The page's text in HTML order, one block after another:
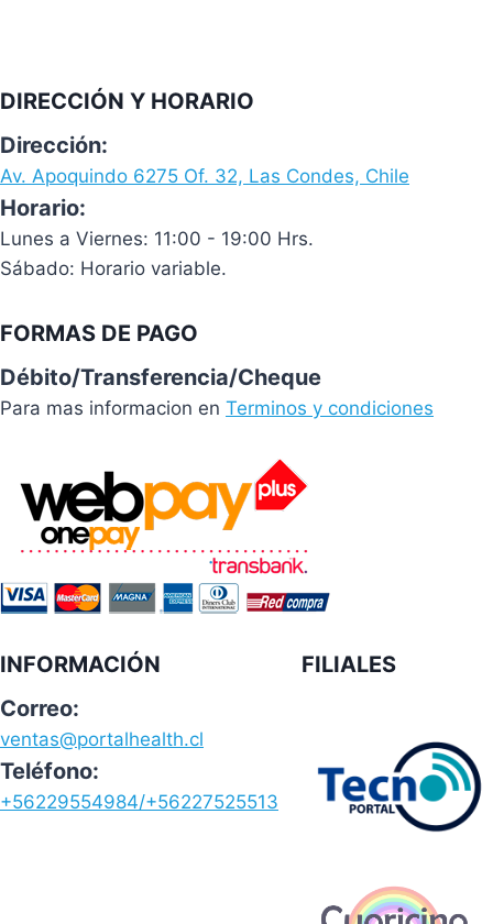
DIRECCIÓN Y HORARIO
Dirección:
Av. Apoquindo 6275 Of. 32, Las Condes, Chile
Horario:
Lunes a Viernes: 11:00 - 19:00 Hrs.
Sábado: Horario variable.
FORMAS DE PAGO
Débito/Transferencia/Cheque
Para mas informacion en Terminos y condiciones
INFORMACIÓN
Correo:
ventas@portalhealth.cl
Teléfono:
+56229554984/+56227525513
FILIALES